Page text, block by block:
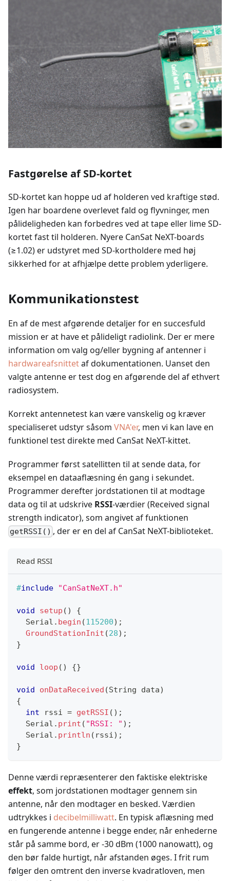
Fastgørelse af SD-kortet
SD-kortet kan hoppe ud af holderen ved kraftige stød.
Igen har boardene overlevet fald og flyvninger, men
pålideligheden kan forbedres ved at tape eller lime SD-
kortet fast til holderen. Nyere CanSat NeXT-boards
(≥1.02) er udstyret med SD-kortholdere med høj
sikkerhed for at afhjælpe dette problem yderligere.
Kommunikationstest
En af de mest afgørende detaljer for en succesfuld
mission er at have et pålideligt radiolink. Der er mere
information om valg og/eller bygning af antenner i
hardwareafsnittetaf dokumentationen. Uanset den
valgte antenne er test dog en afgørende del af ethvert
radiosystem.
Korrekt antennetest kan være vanskelig og kræver
specialiseret udstyr såsom VNA'er, men vi kan lave en
funktionel test direkte med CanSat NeXT-kittet.
Programmer først satellitten til at sende data, for
eksempel en dataaflæsning én gang i sekundet.
Programmer derefter jordstationen til at modtage
data og til at udskrive RSSI-værdier (Received signal
strength indicator), som angivet af funktionen
getRSSI() , der er en del af CanSat NeXT-biblioteket.
Read RSSI
#include "CanSatNeXT.h"
void setup ( )
{
  Serial
. begin (115200) ;
GroundStationInit (28) ;
}
void loop ( ) {}
void onDataReceived (String data)
{
int rssi = getRSSI ( ) ;
  Serial
. print ( "RSSI: " ) ;
  Serial
. println ( rssi) ;
}
Denne værdi repræsenterer den faktiske elektriske
effekt, som jordstationen modtager gennem sin
antenne, når den modtager en besked. Værdien
udtrykkes i decibelmilliwatt. En typisk aflæsning med
en fungerende antenne i begge ender, når enhederne
står på samme bord, er -30 dBm (1000 nanowatt), og
den bør falde hurtigt, når afstanden øges. I frit rum
følger den omtrent den inverse kvadratloven, men